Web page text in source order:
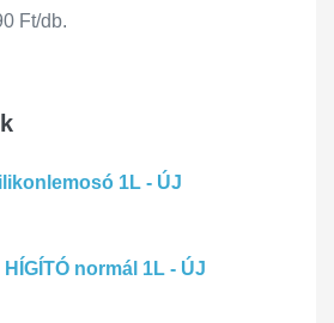
Ft/db.
1L - ÚJ
normál 1L - ÚJ